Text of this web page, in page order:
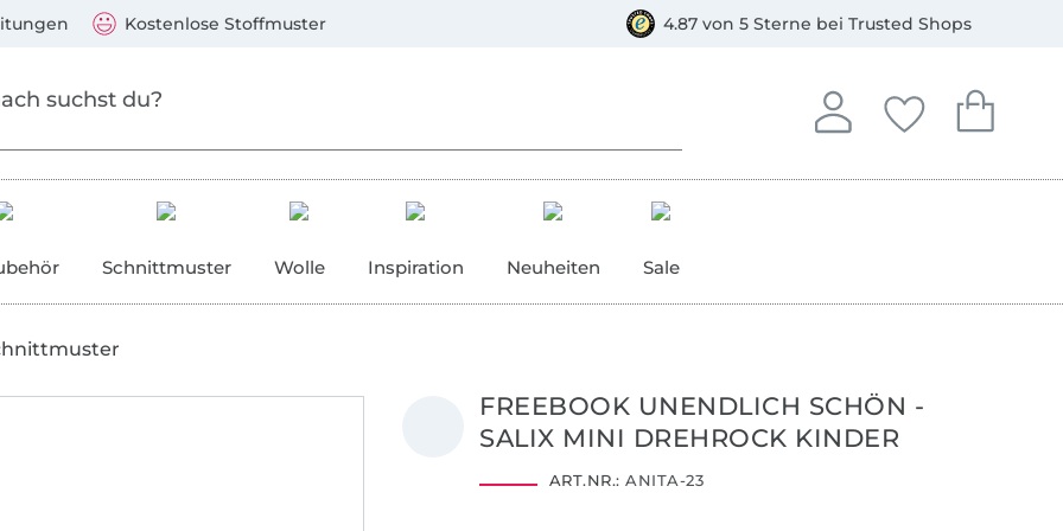
Kostenlose Stoffmuster 4.87 von 5 Sterne bei Trusted Shops
Anmelden
In deinem Konto
Deine
Du hast keine
Dein
Du hast
Schnittmuster Wolle Inspiration Neuheiten Sale
FREEBOOK UNENDLICH SCHÖN -
SALIX MINI DREHROCK KINDER
ART.NR.: ANITA-23
Mastercard, PayPal, Giropay, Kauf auf Rechnung, Vorkasse